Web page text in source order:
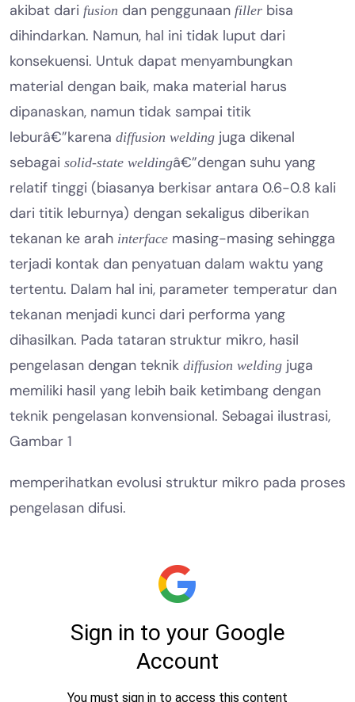
akibat dari fusion dan penggunaan filler bisa
dihindarkan. Namun, hal ini tidak luput dari
konsekuensi. Untuk dapat menyambungkan
material dengan baik, maka material harus
dipanaskan, namun tidak sampai titik
leburâ€”karena diffusion welding juga dikenal
sebagai solid-state weldingâ€”dengan suhu yang
relatif tinggi (biasanya berkisar antara 0.6-0.8 kali
dari titik leburnya) dengan sekaligus diberikan
tekanan ke arah interface masing-masing sehingga
terjadi kontak dan penyatuan dalam waktu yang
tertentu. Dalam hal ini, parameter temperatur dan
tekanan menjadi kunci dari performa yang
dihasilkan. Pada tataran struktur mikro, hasil
pengelasan dengan teknik diffusion welding juga
memiliki hasil yang lebih baik ketimbang dengan
teknik pengelasan konvensional. Sebagai ilustrasi,
Gambar 1
memperihatkan evolusi struktur mikro pada proses
pengelasan difusi.